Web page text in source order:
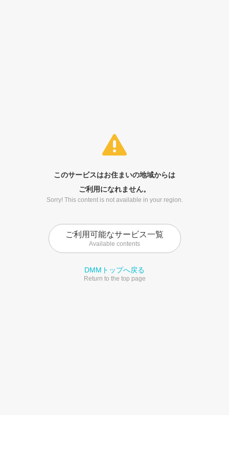
このサービスはお住まいの地域からは
ご利用になれません。
Sorry! This content is not available in your region.
ご利用可能なサービス一覧
Available contents
DMMトップへ戻る
Return to the top page